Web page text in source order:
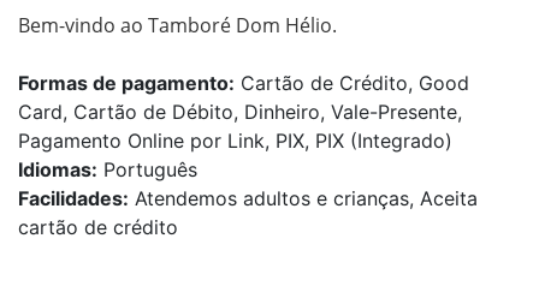
Bem-vindo ao Tamboré Dom Hélio.
Formas de pagamento: Cartão de Crédito, Good
Card, Cartão de Débito, Dinheiro, Vale-Presente,
Pagamento Online por Link, PIX, PIX (Integrado)
Idiomas: Português
Facilidades: Atendemos adultos e crianças, Aceita
cartão de crédito